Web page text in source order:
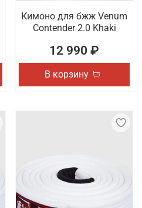
Кимоно для бжж Venum
Contender 2.0 Khaki
12 990 ₽
В корзину